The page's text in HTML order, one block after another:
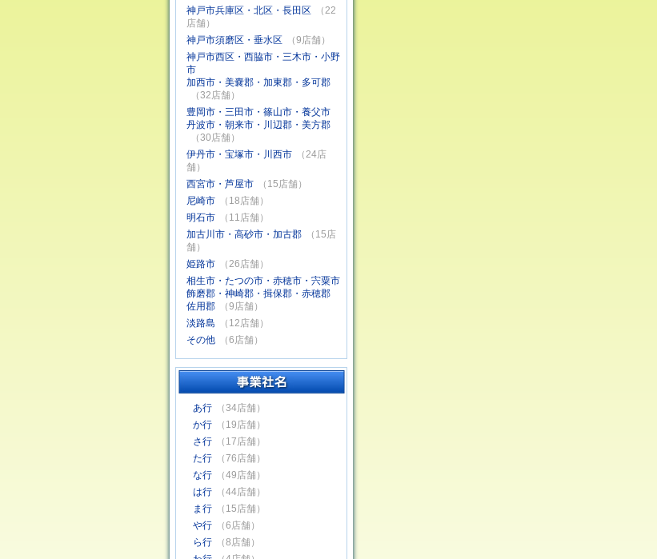
神戸市兵庫区・北区・長田区
（22
店舗）
神戸市須磨区・垂水区
（9店舗）
神戸市西区・西脇市・三木市・小野
市
加西市・美嚢郡・加東郡・多可郡
（32店舗）
豊岡市・三田市・篠山市・養父市
丹波市・朝来市・川辺郡・美方郡
（30店舗）
伊丹市・宝塚市・川西市
（24店
舗）
西宮市・芦屋市
（15店舗）
尼崎市
（18店舗）
明石市
（11店舗）
加古川市・高砂市・加古郡
（15店
舗）
姫路市
（26店舗）
相生市・たつの市・赤穂市・宍粟市
飾磨郡・神崎郡・揖保郡・赤穂郡
佐用郡
（9店舗）
淡路島
（12店舗）
その他
（6店舗）
あ行
（34店舗）
か行
（19店舗）
さ行
（17店舗）
た行
（76店舗）
な行
（49店舗）
は行
（44店舗）
ま行
（15店舗）
や行
（6店舗）
ら行
（8店舗）